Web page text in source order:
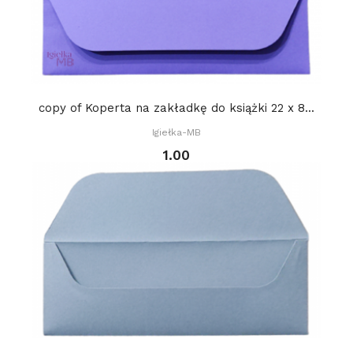
copy of Koperta na zakładkę do książki 22 x 8...
Igiełka-MB
1.00